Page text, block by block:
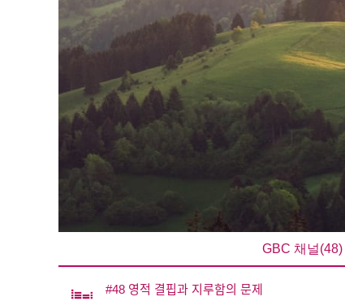
GBC 채널(48)
#48 영적 결핍과 지루함의 문제